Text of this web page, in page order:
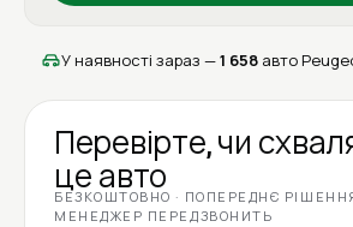
У наявності зараз —1 658 авто
Перевірте, чи
це авто
БЕЗКОШТОВНО · ПОПЕРЕДНЄ
МЕНЕДЖЕР ПЕРЕДЗВОНИТЬ